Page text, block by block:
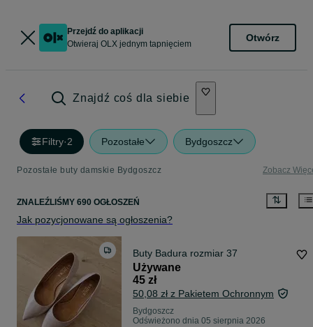
Przejdź do aplikacji
Otwieraj OLX jednym tapnięciem
Otwórz
Znajdź coś dla siebie
Filtry·2 Pozostałe Bydgoszcz
Pozostałe buty damskie Bydgoszcz Zobacz
ZNALEŹLIŚMY 690 OGŁOSZEŃ
Jak pozycjonowane są ogłoszenia?
Buty Badura rozmiar 37
Używane
45 zł
50,08 zł z Pakietem Ochronnym
Bydgoszcz
Odświeżono dnia 05 sierpnia 2026